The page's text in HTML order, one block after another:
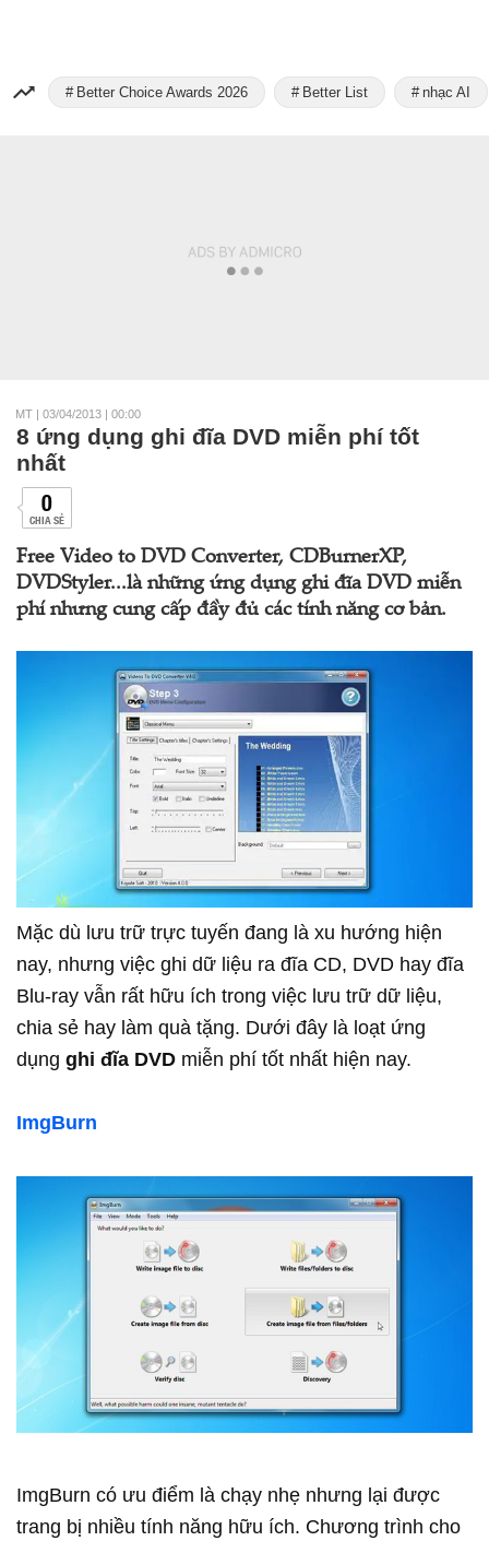
Better Choice Awards 2026 Better List nhạc AI
MT | 03/04/2013 | 00:00
8 ứng dụng ghi đĩa DVD miễn phí tốt
nhất
0
CHIA SẺ
Free Video to DVD Converter, CDBurnerXP,
DVDStyler...là những ứng dụng ghi đĩa DVD miễn
phí nhưng cung cấp đầy đủ các tính năng cơ bản.
Mặc dù lưu trữ trực tuyến đang là xu hướng hiện
nay, nhưng việc ghi dữ liệu ra đĩa CD, DVD hay đĩa
Blu-ray vẫn rất hữu ích trong việc lưu trữ dữ liệu,
chia sẻ hay làm quà tặng. Dưới đây là loạt ứng
dụng ghi đĩa DVD miễn phí tốt nhất hiện nay.
ImgBurn
ImgBurn có ưu điểm là chạy nhẹ nhưng lại được
trang bị nhiều tính năng hữu ích. Chương trình cho